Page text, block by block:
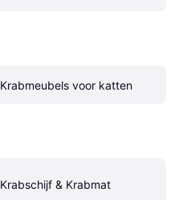
Krabmeubels voor katten
Krabschijf & Krabmat